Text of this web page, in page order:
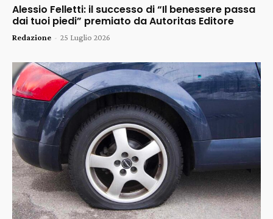
Alessio Felletti: il successo di “Il benessere passa
dai tuoi piedi” premiato da Autoritas Editore
Redazione - 25 Luglio 2026